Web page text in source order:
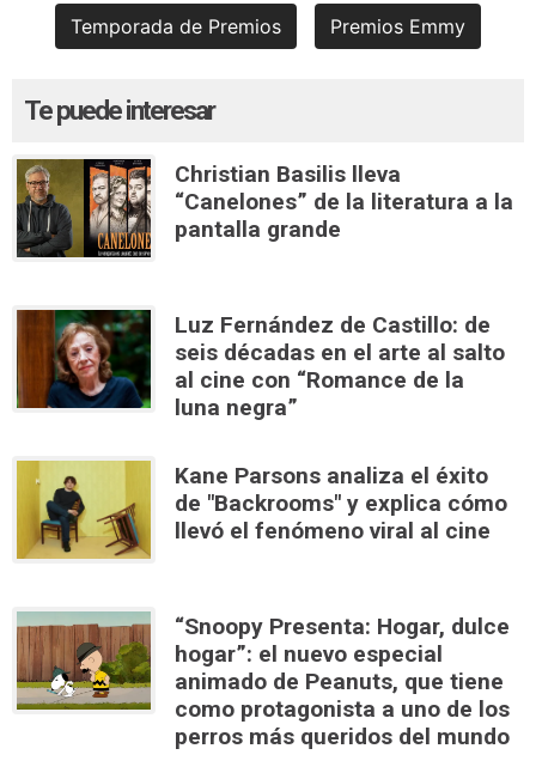
Temporada de Premios Premios Emmy
Te puede interesar
Christian Basilis lleva
“Canelones” de la literatura a la
pantalla grande
Luz Fernández de Castillo: de
seis décadas en el arte al salto
al cine con “Romance de la
luna negra”
Kane Parsons analiza el éxito
de "Backrooms" y explica cómo
llevó el fenómeno viral al cine
“Snoopy Presenta: Hogar, dulce
hogar”: el nuevo especial
animado de Peanuts, que tiene
como protagonista a uno de los
perros más queridos del mundo